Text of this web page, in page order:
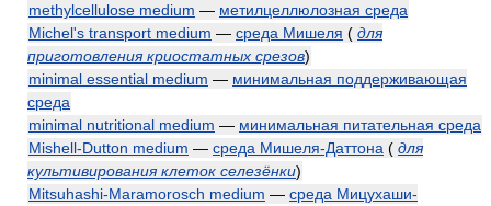
methylcellulose medium — метилцеллюлозная среда
Michel's transport medium — среда Мишеля ( для
приготовления криостатных срезов)
minimal essential medium — минимальная поддерживающая
среда
minimal nutritional medium — минимальная питательная среда
Mishell-Dutton medium — среда Мишеля-Даттона ( для
культивирования клеток селезёнки)
Mitsuhashi-Maramorosch medium — среда Мицухаши-